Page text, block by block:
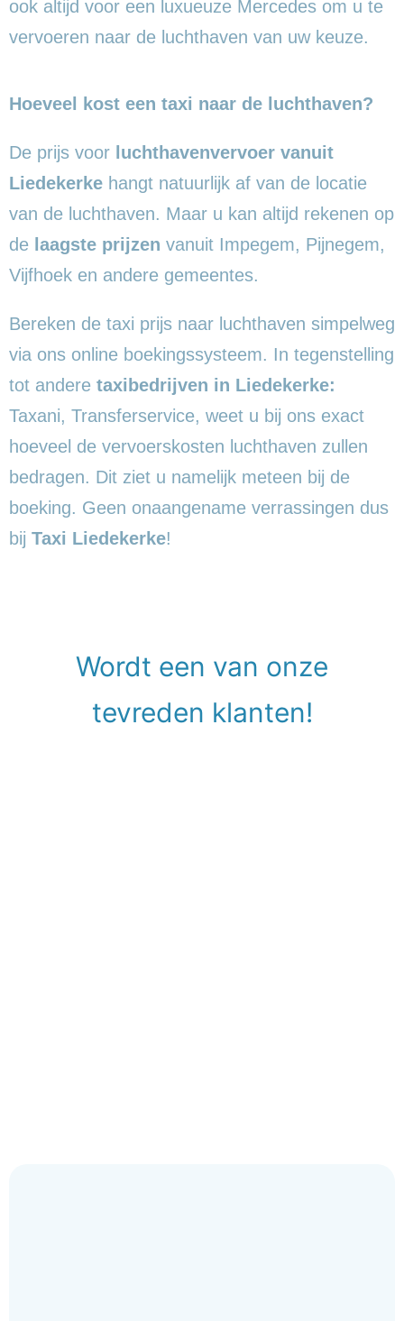
ook altijd voor een luxueuze Mercedes om u te
vervoeren naar de luchthaven van uw keuze.
Hoeveel kost een taxi naar de luchthaven?
De prijs voor luchthavenvervoer vanuit
Liedekerke hangt natuurlijk af van de locatie
van de luchthaven. Maar u kan altijd rekenen op
de laagste prijzen vanuit Impegem, Pijnegem,
Vijfhoek en andere gemeentes.
Bereken de taxi prijs naar luchthaven simpelweg
via ons online boekingssysteem. In tegenstelling
tot andere taxibedrijven in Liedekerke:
Taxani, Transferservice, weet u bij ons exact
hoeveel de vervoerskosten luchthaven zullen
bedragen. Dit ziet u namelijk meteen bij de
boeking. Geen onaangename verrassingen dus
bij Taxi Liedekerke!
Wordt een van onze
tevreden klanten!